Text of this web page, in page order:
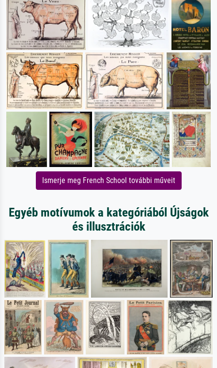
Ismerje meg French School további műveit
Egyéb motívumok a kategóriából Újságok
és illusztrációk